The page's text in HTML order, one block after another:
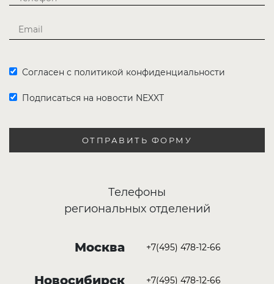
Согласен с политикой конфиденциальности
Подписаться на новости NEXXT
ОТПРАВИТЬ ФОРМУ
Телефоны
региональных отделений
Москва +7(495) 478-12-66
Новосибирск +7(495) 478-12-66